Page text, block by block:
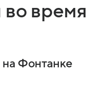
время
на Фонтанке